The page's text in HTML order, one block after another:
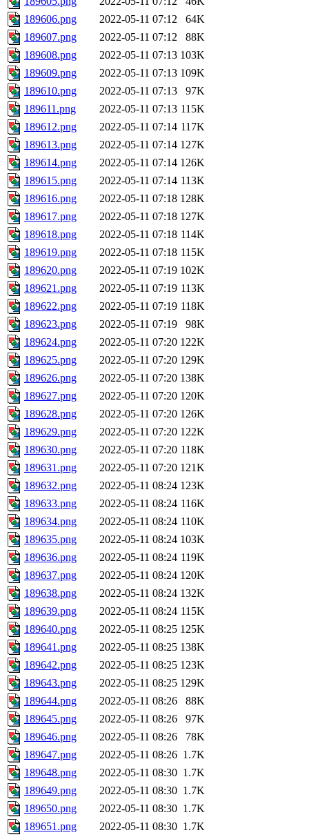
189606.png
2022-05-11 07:12
64K
189607.png
2022-05-11 07:12
88K
189608.png
2022-05-11 07:13 103K
189609.png
2022-05-11 07:13 109K
189610.png
2022-05-11 07:13
97K
189611.png
2022-05-11 07:13 115K
189612.png
2022-05-11 07:14 117K
189613.png
2022-05-11 07:14 127K
189614.png
2022-05-11 07:14 126K
189615.png
2022-05-11 07:14 113K
189616.png
2022-05-11 07:18 128K
189617.png
2022-05-11 07:18 127K
189618.png
2022-05-11 07:18 114K
189619.png
2022-05-11 07:18 115K
189620.png
2022-05-11 07:19 102K
189621.png
2022-05-11 07:19 113K
189622.png
2022-05-11 07:19 118K
189623.png
2022-05-11 07:19
98K
189624.png
2022-05-11 07:20 122K
189625.png
2022-05-11 07:20 129K
189626.png
2022-05-11 07:20 138K
189627.png
2022-05-11 07:20 120K
189628.png
2022-05-11 07:20 126K
189629.png
2022-05-11 07:20 122K
189630.png
2022-05-11 07:20 118K
189631.png
2022-05-11 07:20 121K
189632.png
2022-05-11 08:24 123K
189633.png
2022-05-11 08:24 116K
189634.png
2022-05-11 08:24 110K
189635.png
2022-05-11 08:24 103K
189636.png
2022-05-11 08:24 119K
189637.png
2022-05-11 08:24 120K
189638.png
2022-05-11 08:24 132K
189639.png
2022-05-11 08:24 115K
189640.png
2022-05-11 08:25 125K
189641.png
2022-05-11 08:25 138K
189642.png
2022-05-11 08:25 123K
189643.png
2022-05-11 08:25 129K
189644.png
2022-05-11 08:26
88K
189645.png
2022-05-11 08:26
97K
189646.png
2022-05-11 08:26
78K
189647.png
2022-05-11 08:26 1.7K
189648.png
2022-05-11 08:30 1.7K
189649.png
2022-05-11 08:30 1.7K
189650.png
2022-05-11 08:30 1.7K
189651.png
2022-05-11 08:30 1.7K